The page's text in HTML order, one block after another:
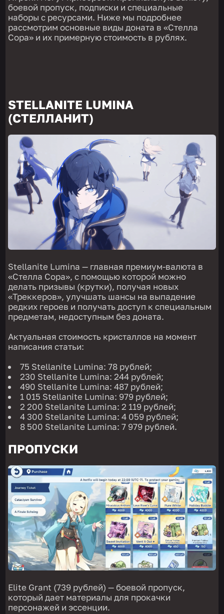
боевой пропуск, подписки и специальные
наборы с ресурсами. Ниже мы подробнее
рассмотрим основные виды доната в «Стелла
Сора» и их примерную стоимость в рублях.
STELLANITE LUMINA
(СТЕЛЛАНИТ)
Stellanite Lumina — главная премиум-валюта в
«Стелла Сора», с помощью которой можно
делать призывы (крутки), получая новых
«Треккеров», улучшать шансы на выпадение
редких героев и получать доступ к специальным
предметам, недоступным без доната.
Актуальная стоимость кристаллов на момент
написания статьи:
75 Stellanite Lumina: 78 рублей;
230 Stellanite Lumina: 244 рублей;
490 Stellanite Lumina: 487 рублей;
1 015 Stellanite Lumina: 979 рублей;
2 200 Stellanite Lumina: 2 119 рублей;
4 300 Stellanite Lumina: 4 059 рублей;
8 500 Stellanite Lumina: 7 979 рублей.
ПРОПУСКИ
Elite Grant (739 рублей) — боевой пропуск,
который дает материалы для прокачки
персонажей и эссенции.